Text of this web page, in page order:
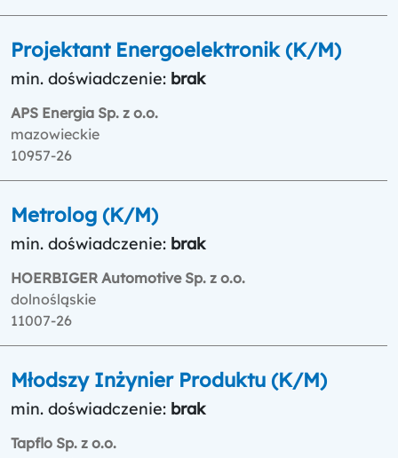
Projektant Energoelektronik (K/M)
min. doświadczenie: brak
APS Energia Sp. z o.o.
mazowieckie
10957-26
Metrolog (K/M)
min. doświadczenie: brak
HOERBIGER Automotive Sp. z o.o.
dolnośląskie
11007-26
Młodszy Inżynier Produktu (K/M)
min. doświadczenie: brak
Tapflo Sp. z o.o.